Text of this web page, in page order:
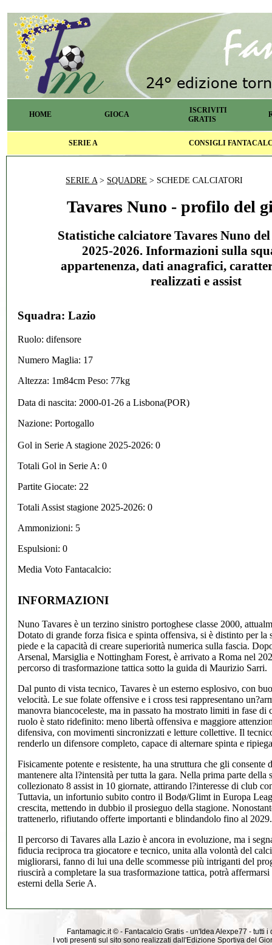
HOME GIOCA
ISCRIVITI
GRATIS
SERIE A CONSIGLI
SERIE A> SQUADRE > SCHEDE CALCIATORI
Tavares Nuno - profilo del
Statistiche calciatore Tavares Nuno
2025-2026. Informazioni sulla
appartenenza, dati anagrafici,
realizzati e assist
Squadra: Lazio
Ruolo: difensore
Numero Maglia: 17
Altezza: 1m84cm Peso: 77kg
Data di nascita: 2000-01-26 a Lisbona(POR)
Nazione: Portogallo
Gol in Serie A stagione 2025-2026: 0
Totali Gol in Serie A: 0
Partite Giocate: 22
Totali Assist stagione 2025-2026: 0
Ammonizioni: 5
Espulsioni: 0
Media Voto Fantacalcio:
INFORMAZIONI
Nuno Tavares è un terzino sinistro portoghese classe 2000,
Dotato di grande forza fisica e spinta offensiva, si è distinto per la
piede e la capacità di creare superiorità numerica sulla fascia.
Arsenal, Marsiglia e Nottingham Forest, è arrivato a Roma nel
percorso di trasformazione tattica sotto la guida di Maurizio Sarri.
Dal punto di vista tecnico, Tavares è un esterno esplosivo, con
velocità. Le sue folate offensive e i cross tesi rappresentano
manovra biancoceleste, ma in passato ha mostrato limiti in fase di
ruolo è stato ridefinito: meno libertà offensiva e maggiore
difensiva, con movimenti sincronizzati e letture collettive. Il
renderlo un difensore completo, capace di alternare spinta e
Fisicamente potente e resistente, ha una struttura che gli consente
mantenere alta l?intensità per tutta la gara. Nella prima parte della
collezionato 8 assist in 10 giornate, attirando l?interesse di club
Tuttavia, un infortunio subito contro il Bodø/Glimt in Europa
crescita, mettendo in dubbio il prosieguo della stagione.
trattenerlo, rifiutando offerte importanti e blindandolo fino al 2029.
Il percorso di Tavares alla Lazio è ancora in evoluzione, ma i
fiducia reciproca tra giocatore e tecnico, unita alla volontà del
migliorarsi, fanno di lui una delle scommesse più intriganti del
riuscirà a completare la sua trasformazione tattica, potrà
esterni della Serie A.
Fantamagic.it © - Fantacalcio Gratis - un'Idea Alexpe77 -
I voti presenti sul sito sono realizzati dall'Edizione Sportiva del